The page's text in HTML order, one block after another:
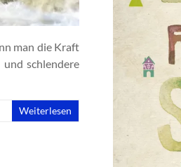
man die Kraft
schlendere
Weiterlesen